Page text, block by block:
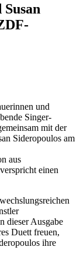
und
Singer-
mit der
Sideropoulos am
aus
einen
dieser Ausgabe
Duett freuen,
ihre